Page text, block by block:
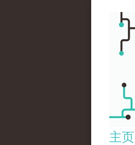
主页